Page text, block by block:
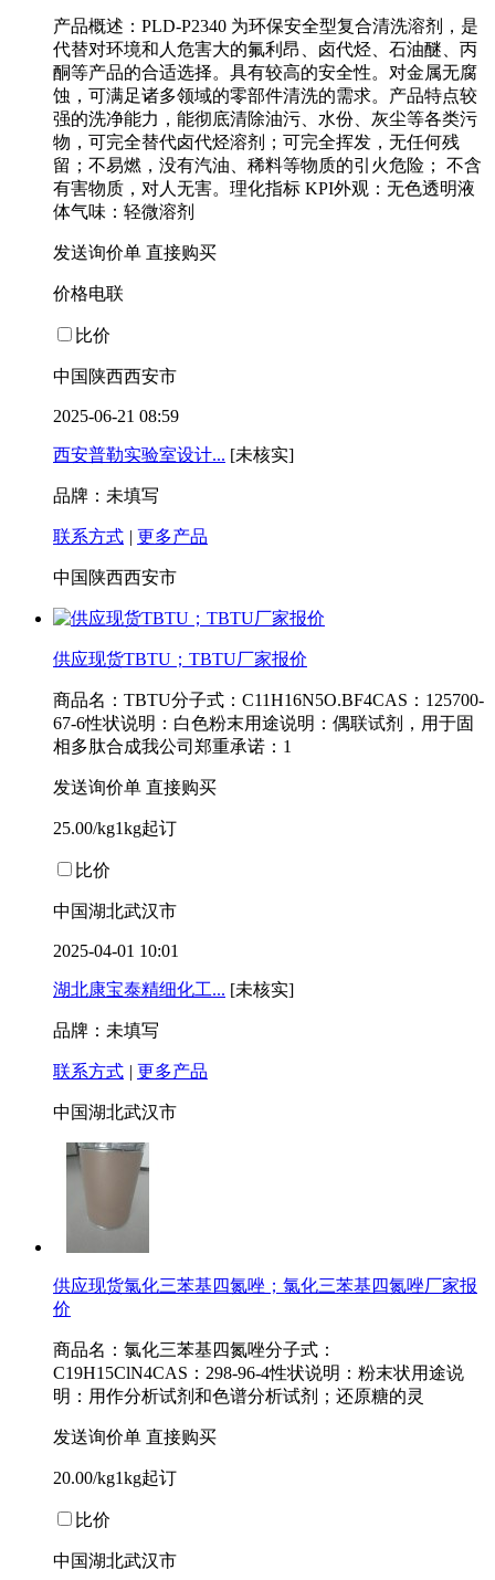
产品概述：PLD-P2340 为环保安全型复合清洗溶剂，是
代替对环境和人危害大的氟利昂、卤代烃、石油醚、丙
酮等产品的合适选择。具有较高的安全性。对金属无腐
蚀，可满足诸多领域的零部件清洗的需求。产品特点较
强的洗净能力，能彻底清除油污、水份、灰尘等各类污
物，可完全替代卤代烃溶剂；可完全挥发，无任何残
留；不易燃，没有汽油、稀料等物质的引火危险； 不含
有害物质，对人无害。理化指标 KPI外观：无色透明液
体气味：轻微溶剂
发送询价单 直接购买
价格电联
比价
中国陕西西安市
2025-06-21 08:59
西安普勒实验室设计... [未核实]
品牌：未填写
联系方式 | 更多产品
中国陕西西安市
供应现货TBTU；TBTU厂家报价
商品名：TBTU分子式：C11H16N5O.BF4CAS：125700-
67-6性状说明：白色粉末用途说明：偶联试剂，用于固
相多肽合成我公司郑重承诺：1
发送询价单 直接购买
25.00/kg1kg起订
比价
中国湖北武汉市
2025-04-01 10:01
湖北康宝泰精细化工... [未核实]
品牌：未填写
联系方式 | 更多产品
中国湖北武汉市
供应现货氯化三苯基四氮唑；氯化三苯基四氮唑厂家报
价
商品名：氯化三苯基四氮唑分子式：
C19H15ClN4CAS：298-96-4性状说明：粉末状用途说
明：用作分析试剂和色谱分析试剂；还原糖的灵
发送询价单 直接购买
20.00/kg1kg起订
比价
中国湖北武汉市